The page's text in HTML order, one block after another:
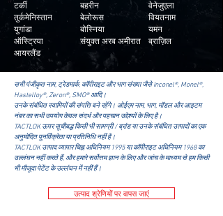
टर्की
तुर्कमेनिस्तान
युगांडा
ऑस्ट्रिया
आयरलैंड
बहरीन
बेलोरूस
बोस्निया
संयुक्त अरब अमीरात
वेनेजुएला
वियतनाम
यमन
ब्राज़िल
सभी पंजीकृत नाम, ट्रेडमार्क, कॉपीराइट और भाग संख्या जैसे Inconel®, Monel®,
Hastelloy®, Zeron®, SMO® आदि।
उनके संबंधित स्वामियों की संपत्ति बने रहेंगे। ओईएम नाम, भाग, मॉडल और आइटम
नंबर का सभी उपयोग केवल संदर्भ और पहचान उद्देश्यों के लिए है।
TACTLOK ऊपर सूचीबद्ध किसी भी सामग्री / ब्रांड या उनके संबंधित उत्पादों का एक
अनुमोदित पुनर्विक्रेता या प्रतिनिधि नहीं है।
TACTLOK उत्पाद व्यापार चिह्न अधिनियम 1995 या कॉपीराइट अधिनियम 1968 का
उल्लंघन नहीं करते हैं, और हमारे सर्वोत्तम ज्ञान के लिए और जांच के माध्यम से हम किसी
भी मौजूदा पेटेंट के उल्लंघन में नहीं हैं।
उत्पाद श्रेणियों पर वापस जाएं